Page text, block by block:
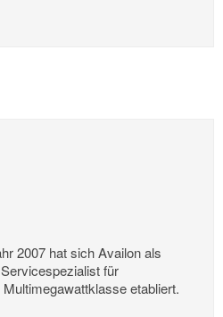
2007 hat sich Availon als
für
etabliert.